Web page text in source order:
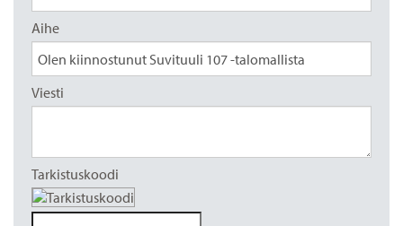
Aihe
Viesti
Tarkistuskoodi